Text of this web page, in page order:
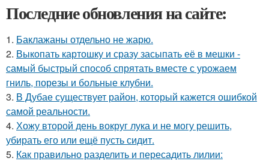
Последние обновления на сайте:
1. Баклажаны отдельно не жарю.
2. Выкопать картошку и сразу засыпать её в мешки -
самый быстрый способ спрятать вместе с урожаем
гниль, порезы и больные клубни.
3. В Дубае существует район, который кажется ошибкой
самой реальности.
4. Хожу второй день вокруг лука и не могу решить,
убирать его или ещё пусть сидит.
5. Как правильно разделить и пересадить лилии: